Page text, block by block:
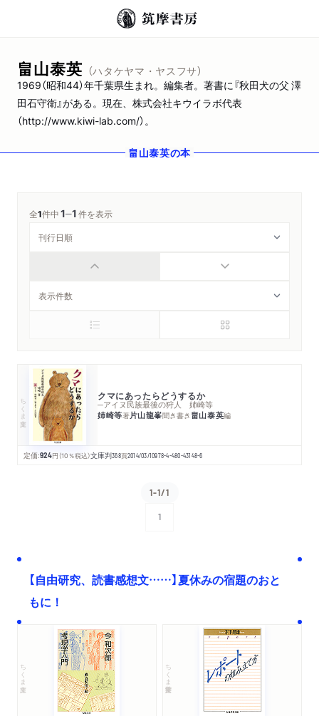
畠山泰英 （ハタケヤマ・ヤスフサ）
1969（昭和44）年千葉県生まれ。編集者。著書に『秋田犬の父 澤
田石守衛』がある。現在、株式会社キウイラボ代表
（http://www.kiwi-lab.com/）。
畠山泰英の本
全1件中1─1件を表示
ちくま文庫 クマにあったらどうするか
─アイヌ民族最後の狩人 姉崎等
姉崎等著片山龍峯聞き書き 畠山泰英編
定価:924円 （10％税込）文庫判368頁2014/03/10978-4-480-43148-6
1-1/1
1
【自由研究、読書感想文……】夏休みの宿題のおと
もに！
ちくま文庫 ちくま学芸文庫